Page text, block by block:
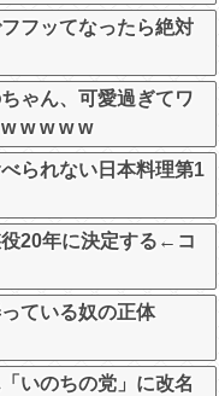
フッてなったら絶対
ゃん、可愛過ぎてワ
w w w w
られない日本料理第1
役20年に決定する←コ
ている奴の正体
いのちの党」に改名